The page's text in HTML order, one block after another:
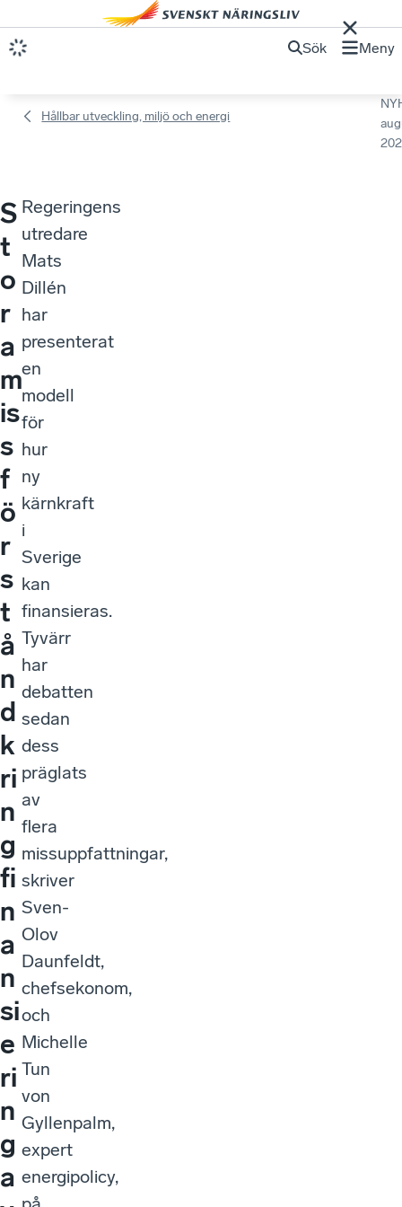
Sök Meny
Hållbar utveckling, miljö och energi
S
t
o
r
a
m
is
s
f
ö
r
s
t
å
n
d
k
ri
n
g
fi
n
a
n
si
e
ri
n
g
a
Regeringens
utredare
Mats
Dillén
har
presenterat
en
modell
för
hur
ny
kärnkraft
i
Sverige
kan
finansieras.
Tyvärr
har
debatten
sedan
dess
präglats
av
flera
missuppfattningar,
skriver
Sven-
Olov
Daunfeldt,
chefsekonom,
och
Michelle
Tun
von
Gyllenpalm,
expert
energipolicy,